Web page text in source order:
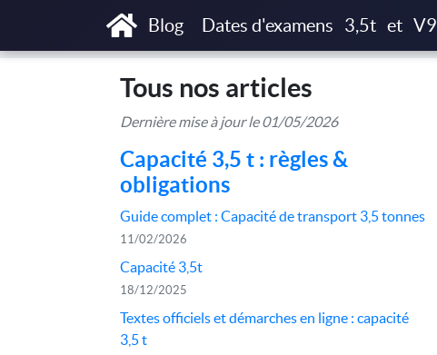
Blog Dates d'examens 3,5t et V9
Accueil Blog Tous nos articles
Tous nos articles
Dernière mise à jour le 01/05/2026
Capacité 3,5 t : règles &
obligations
Guide complet : Capacité de transport 3,5 tonnes
11/02/2026
Capacité 3,5t
18/12/2025
Textes officiels et démarches en ligne : capacité
3,5 t